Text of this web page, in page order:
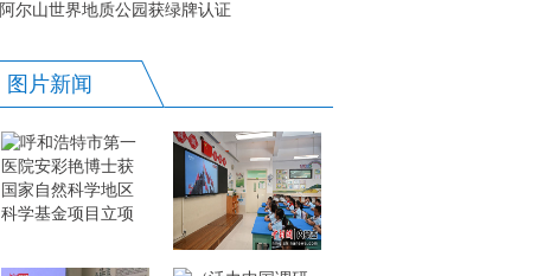
阿尔山世界地质公园获绿牌认证
图片新闻